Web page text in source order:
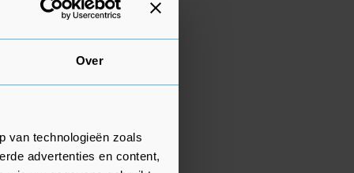
Over
van technologieën zoals
advertenties en content,